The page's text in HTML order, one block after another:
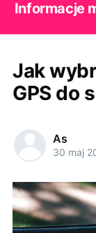
Informacje
Jak
GPS do
As
30 maj